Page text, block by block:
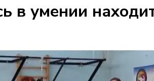
в умении